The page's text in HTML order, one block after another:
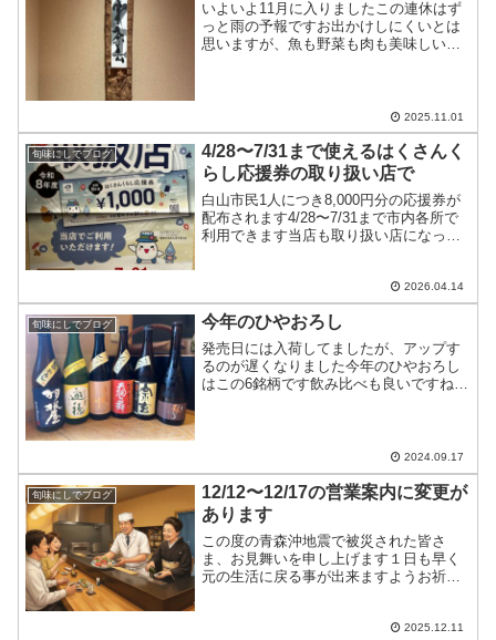
いよいよ11月に入りましたこの連休はず
っと雨の予報ですお出かけしにくいとは
思いますが、魚も野菜も肉も美味しいも
2025.11.01
旬味にしでブログ
4/28〜7/31まで使えるはくさんく
らし応援券の取り扱い店で
白山市民1人につき8,000円分の応援券が
配布されます4/28〜7/31まで市内各所で
利用できます当店も取り扱い店になって
2026.04.14
旬味にしでブログ 今年のひやおろし
発売日には入荷してましたが、アップす
るのが遅くなりました今年のひやおろし
はこの6銘柄です飲み比べも良いですねあ
2024.09.17
旬味にしでブログ
12/12〜12/17の営業案内に変更が
あります
この度の青森沖地震で被災された皆さ
ま、お見舞いを申し上げます１日も早く
元の生活に戻る事が出来ますようお祈り
ーのみ12/13…満席12/14～12/15…...
2025.12.11